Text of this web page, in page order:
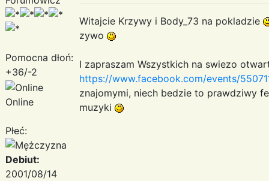
Pomocna dłoń:
+36/-2
Online
Płeć:
Debiut:
2001/08/14
Witajcie Krzywy i Body_73 na pokladzie
zywo
I zapraszam Wszystkich na swiezo
https://www.facebook.com/events/
znajomymi, niech bedzie to prawdziwy
muzyki